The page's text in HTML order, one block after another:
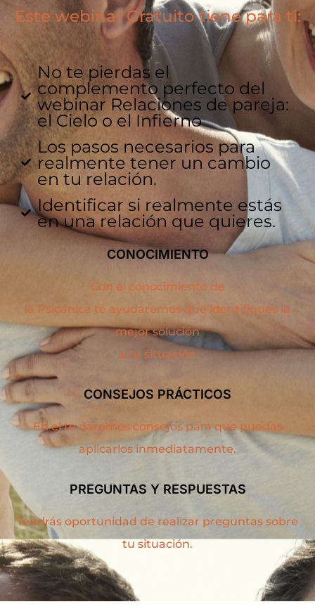
Este webinar Gratuito tiene para ti:
No te pierdas el
complemento perfecto del
webinar Relaciones de pareja:
el Cielo o el Infierno
Los pasos necesarios para
realmente tener un cambio
en tu relación.
Identificar si realmente estás
en una relación que quieres.
CONOCIMIENTO
Con el conocimiento de
la Psicánica te ayudaremos que identifiques la
mejor solución
a tu situación
CONSEJOS PRÁCTICOS
En el te daremos consejos para que puedas
aplicarlos inmediatamente.
PREGUNTAS Y RESPUESTAS
Tendrás oportunidad de realizar preguntas sobre
tu situación.